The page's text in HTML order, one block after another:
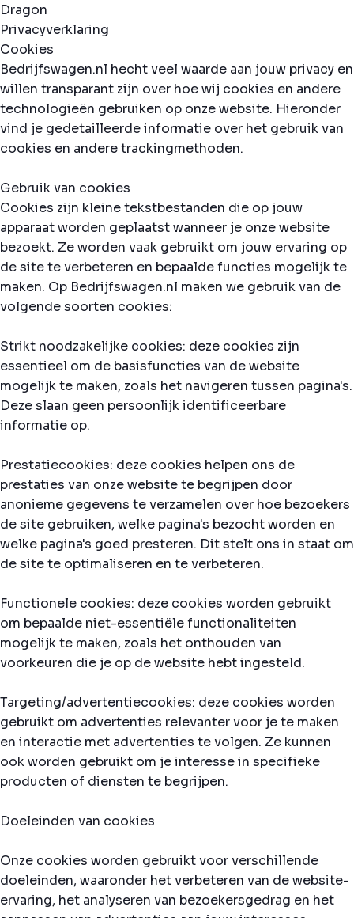
Privacyverklaring
Cookies
Bedrijfswagen.nl hecht veel waarde aan jouw privacy en
willen transparant zijn over hoe wij cookies en andere
technologieën gebruiken op onze website. Hieronder
vind je gedetailleerde informatie over het gebruik van
cookies en andere trackingmethoden.
Gebruik van cookies
Cookies zijn kleine tekstbestanden die op jouw
apparaat worden geplaatst wanneer je onze website
bezoekt. Ze worden vaak gebruikt om jouw ervaring op
de site te verbeteren en bepaalde functies mogelijk te
maken. Op Bedrijfswagen.nl maken we gebruik van de
volgende soorten cookies:
Strikt noodzakelijke cookies: deze cookies zijn
essentieel om de basisfuncties van de website
mogelijk te maken, zoals het navigeren tussen pagina's.
Deze slaan geen persoonlijk identificeerbare
informatie op.
Prestatiecookies: deze cookies helpen ons de
prestaties van onze website te begrijpen door
anonieme gegevens te verzamelen over hoe bezoekers
de site gebruiken, welke pagina's bezocht worden en
welke pagina's goed presteren. Dit stelt ons in staat om
de site te optimaliseren en te verbeteren.
Functionele cookies: deze cookies worden gebruikt
om bepaalde niet-essentiële functionaliteiten
mogelijk te maken, zoals het onthouden van
voorkeuren die je op de website hebt ingesteld.
Targeting/advertentiecookies: deze cookies worden
gebruikt om advertenties relevanter voor je te maken
en interactie met advertenties te volgen. Ze kunnen
ook worden gebruikt om je interesse in specifieke
producten of diensten te begrijpen.
Doeleinden van cookies
Onze cookies worden gebruikt voor verschillende
doeleinden, waaronder het verbeteren van de website-
ervaring, het analyseren van bezoekersgedrag en het